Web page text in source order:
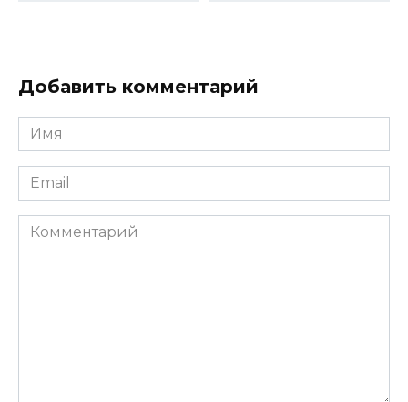
Добавить комментарий
Имя
*
Email
*
Комментарий